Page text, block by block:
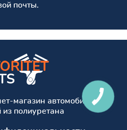
почты.
магазин автомобильных
из полиуретана